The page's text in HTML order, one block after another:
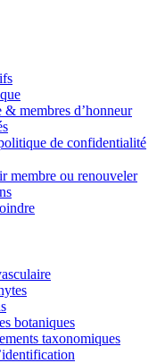
& membres d’honneur
de confidentialité
membre ou renouveler
botaniques
taxonomiques